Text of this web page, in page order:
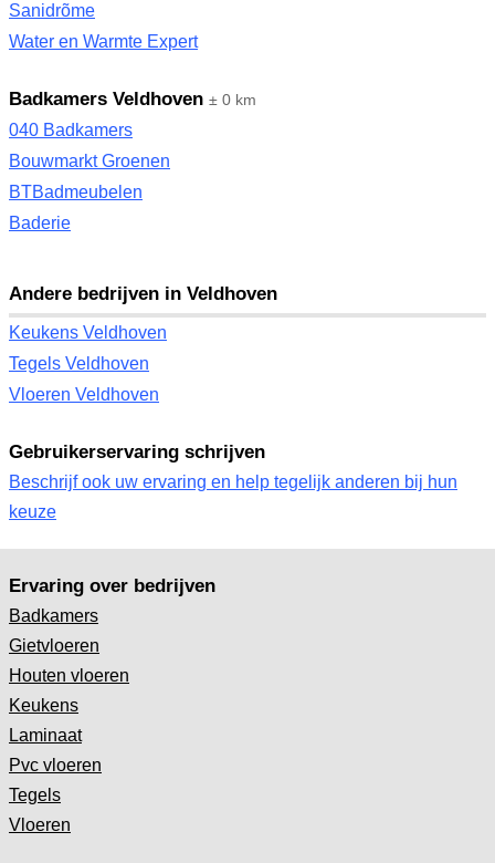
Sanidrõme
Water en Warmte Expert
Badkamers Veldhoven ± 0 km
040 Badkamers
Bouwmarkt Groenen
BTBadmeubelen
Baderie
Andere bedrijven in Veldhoven
Keukens Veldhoven
Tegels Veldhoven
Vloeren Veldhoven
Gebruikerservaring schrijven
Beschrijf ook uw ervaring en help tegelijk anderen bij hun
keuze
Ervaring over bedrijven
Badkamers
Gietvloeren
Houten vloeren
Keukens
Laminaat
Pvc vloeren
Tegels
Vloeren